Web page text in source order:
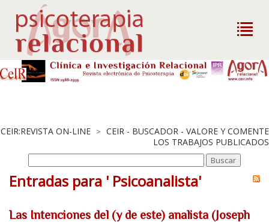
CEIR:REVISTA ON-LINE > CEIR - BUSCADOR - VALORE Y COMENTE
LOS TRABAJOS PUBLICADOS
Entradas para ' Psicoanalista'
Las Intenciones del (y de este) analista (Joseph